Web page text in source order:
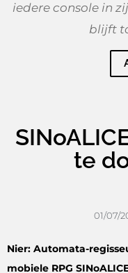
iedere console in
blijft
te
01/07/
Nier: Automata-
mobiele RPG